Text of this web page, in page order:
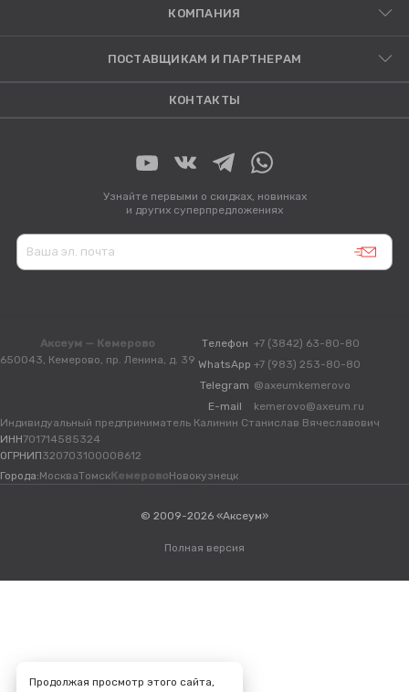
КОМПАНИЯ
ПОСТАВЩИКАМ И ПАРТНЕРАМ
КОНТАКТЫ
Узнайте первыми о скидках, новинках
и других суперпредложениях
Аксеум — Кемерово
650043, Кемерово, пр. Ленина, д. 39
Телефон +7 (3842) 63-80-80
WhatsApp +7 (983) 253-80-80
Telegram @axeumkemerovo
E-mail
kemerovo@axeum.ru
Индивидуальный предприниматель Калинин Станислав Вячеславович
ИНН701714585324
ОГРНИП320703100008612
Города:МоскваТомск КемеровоНовокузнецк
© 2009-2026 «Аксеум»
Полная версия
Продолжая просмотр этого сайта,